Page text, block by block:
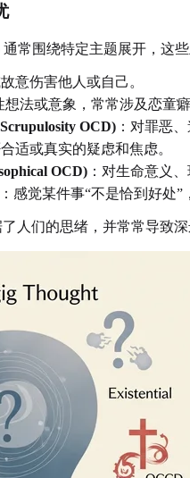
通常围绕特定主题展开，这
意伤害他人或自己。
想法或意象，常常涉及恋童
OCD) ：对罪恶
适或真实的疑虑和焦虑。
OCD) ：对生命意义
：感觉某件事“不是恰到好处
人们的思绪，并常常导致